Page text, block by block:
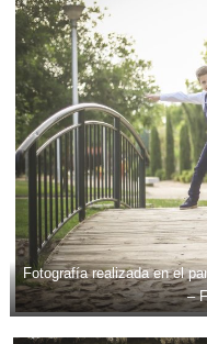
Fotografía realizada en el
–